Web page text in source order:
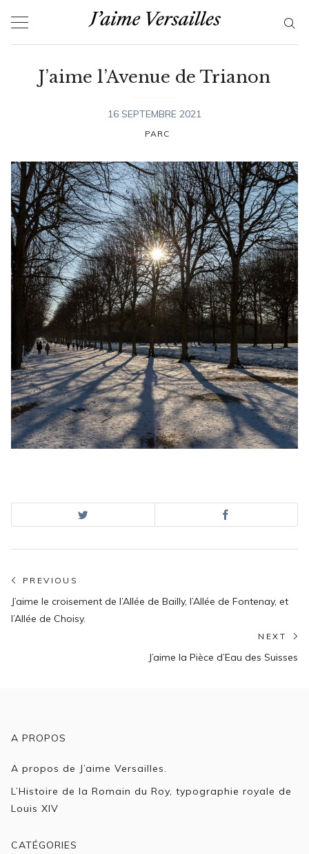
J’aime l’Avenue de Trianon
16 SEPTEMBRE 2021
PARC
Navigation
de
PREVIOUS
Previous
post:
J’aime le croisement de l’Allée de Bailly, l’Allée de Fontenay, et
l’Allée de Choisy.
NEXT
J’aime la Pièce d’Eau des Suisses
A PROPOS
A propos de J’aime Versailles.
L’Histoire de la Romain du Roy, typographie royale de
Louis XIV
CATÉGORIES